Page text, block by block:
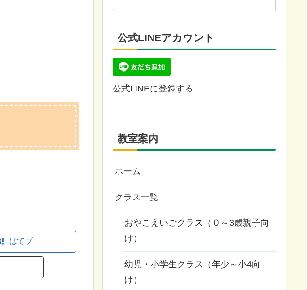
はてブ
公式LINEアカウント
公式LINEに登録する
教室案内
ホーム
クラス一覧
おやこえいごクラス（０～3歳親子向
け）
幼児・小学生クラス（年少～小4向
け）